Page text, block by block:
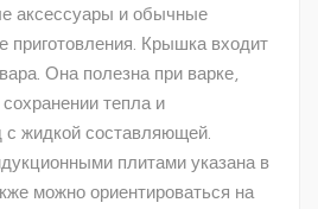
аксессуары и обычные
приготовления. Крышка входит
Она полезна при варке,
тепла и
с жидкой составляющей.
плитами указана в
можно ориентироваться на